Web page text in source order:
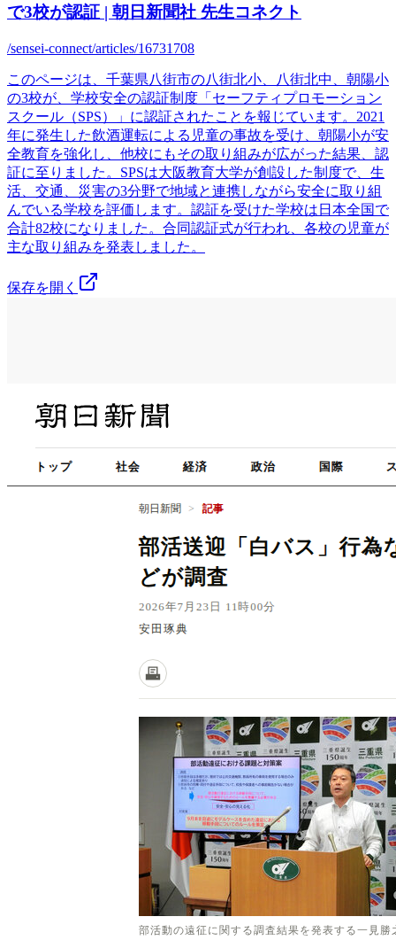
で3校が認証 | 朝日新聞社 先生コネクト
/sensei-connect/articles/16731708
このページは、千葉県八街市の八街北小、八街北中、朝陽小
の3校が、学校安全の認証制度「セーフティプロモーション
スクール（SPS）」に認証されたことを報じています。2021
年に発生した飲酒運転による児童の事故を受け、朝陽小が安
全教育を強化し、他校にもその取り組みが広がった結果、認
証に至りました。SPSは大阪教育大学が創設した制度で、生
活、交通、災害の3分野で地域と連携しながら安全に取り組
んでいる学校を評価します。認証を受けた学校は日本全国で
合計82校になりました。合同認証式が行われ、各校の児童が
主な取り組みを発表しました。
保存を開く